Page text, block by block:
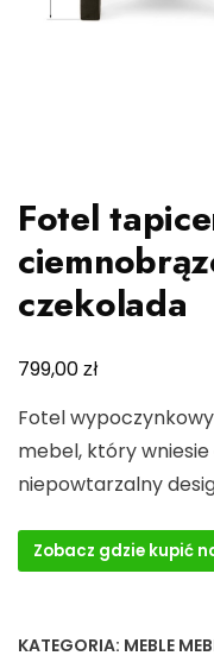
Fotel
czekolada
799,00zł
Fotel
mebel, który
niepowtarzalny
Zobacz gdzie kupić
KATEGORIA: MEBLE